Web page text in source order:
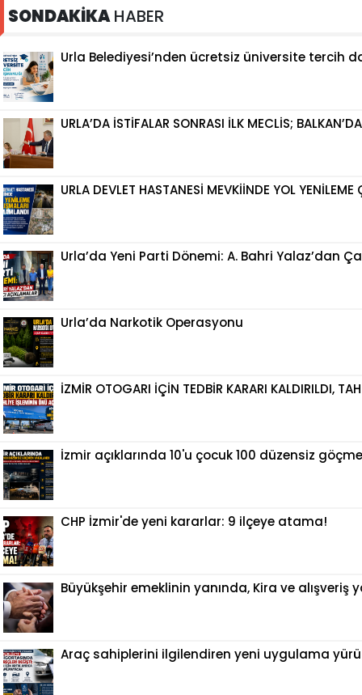
SONDAKİKAHABER
Urla Belediyesi’nden ücretsiz üniversite tercih
URLA’DA İSTİFALAR SONRASI İLK MECLİS;
URLA DEVLET HASTANESİ MEVKİİNDE YOL
Urla’da Yeni Parti Dönemi: A. Bahri Yalaz’dan
Urla’da Narkotik Operasyonu
İZMİR OTOGARI İÇİN TEDBİR KARARI KALDIRILDI,
İzmir açıklarında 10'u çocuk 100 düzensiz
CHP İzmir'de yeni kararlar: 9 ilçeye atama!
Büyükşehir emeklinin yanında, Kira ve alışveriş
Araç sahiplerini ilgilendiren yeni uygulama